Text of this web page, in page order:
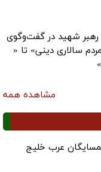
رهبر شهید در گفت‌وگوی
سالاری دینی» تا «
مشاهده همه
عرب خلیج